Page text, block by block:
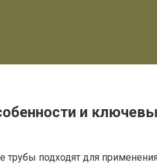
и
подходят для